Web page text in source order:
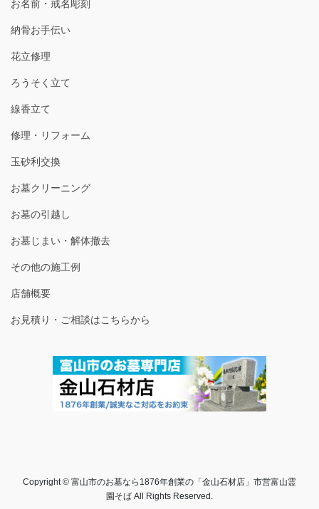
お名前・戒名彫刻
納骨お手伝い
花立修理
ろうそく立て
線香立て
修理・リフォーム
玉砂利交換
お墓クリーニング
お墓の引越し
お墓じまい・解体撤去
その他の施工例
店舗概要
お見積り・ご相談はこちらから
Copyright © 富山市のお墓なら1876年創業の「金山石材店」市営富山霊
園そば All Rights Reserved.